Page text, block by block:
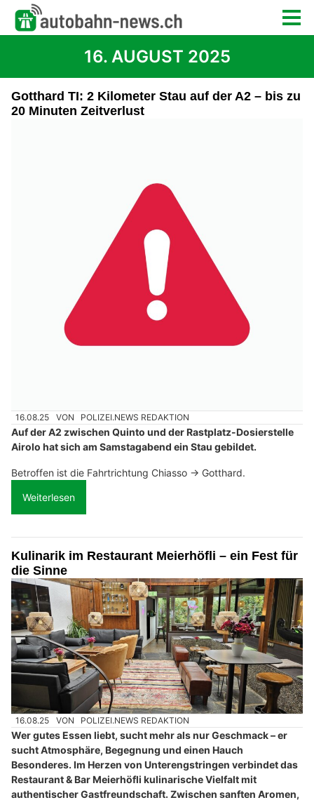
16. AUGUST 2025
Gotthard TI: 2 Kilometer Stau auf der A2 – bis zu
20 Minuten Zeitverlust
16.08.25 VON POLIZEI.NEWS REDAKTION
Auf der A2 zwischen Quinto und der Rastplatz-Dosierstelle
Airolo hat sich am Samstagabend ein Stau gebildet.
Betroffen ist die Fahrtrichtung Chiasso -> Gotthard.
Weiterlesen
Kulinarik im Restaurant Meierhöfli – ein Fest für
die Sinne
16.08.25 VON POLIZEI.NEWS REDAKTION
Wer gutes Essen liebt, sucht mehr als nur Geschmack – er
sucht Atmosphäre, Begegnung und einen Hauch
Besonderes. Im Herzen von Unterengstringen verbindet das
Restaurant & Bar Meierhöfli kulinarische Vielfalt mit
authentischer Gastfreundschaft. Zwischen sanften Aromen,